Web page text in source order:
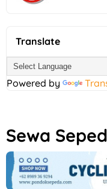
Translate
Powered by
Sewa